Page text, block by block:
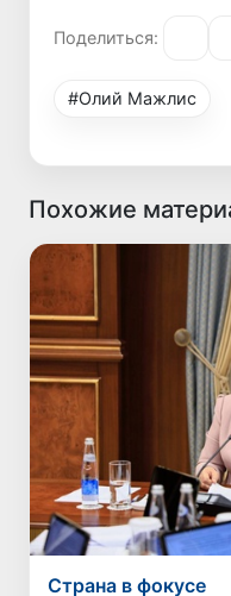
Поделиться:
#Олий Мажлис
Похожие
Страна в фокусе